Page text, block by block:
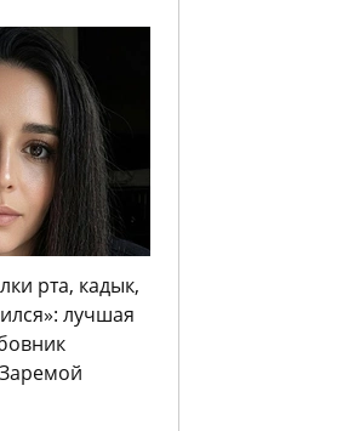
рта, кадык,
лучшая